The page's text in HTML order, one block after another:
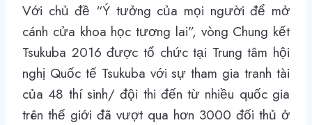
Với chủ đề “Ý tưởng của mọi người để mở
cánh cửa khoa học tương lai”, vòng Chung kết
Tsukuba 2016 được tổ chức tại Trung tâm hội
nghị Quốc tế Tsukuba với sự tham gia tranh tài
của 48 thí sinh/ đội thi đến từ nhiều quốc gia
trên thế giới đã vượt qua hơn 3000 đối thủ ở